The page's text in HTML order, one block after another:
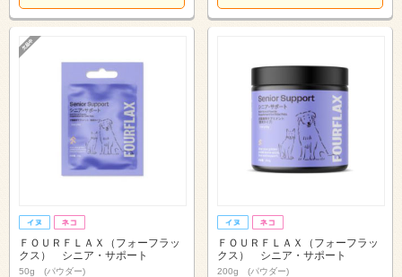
ＦＯＵＲＦＬＡＸ（フォーフラッ
クス） シニア・サポート
50g (パウダー)
ＦＯＵＲＦＬＡＸ（フォーフラッ
クス） シニア・サポート
200g (パウダー)